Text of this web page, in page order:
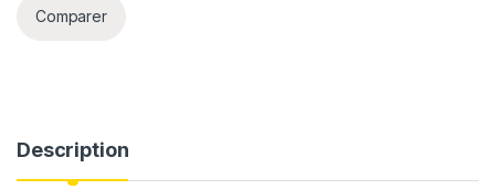
Comparer
Description